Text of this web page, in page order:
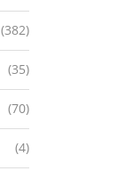
(382)
(35)
(70)
(4)